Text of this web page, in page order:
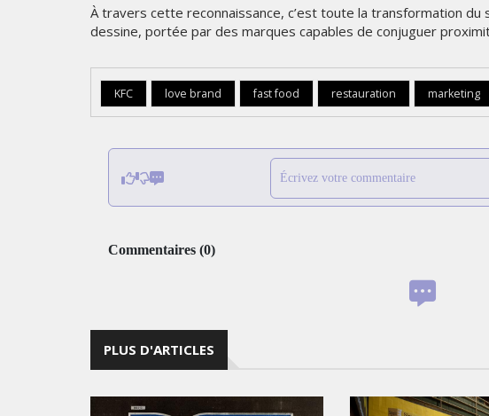
À travers cette reconnaissance, c’est toute la transformation
dessine, portée par des marques capables de conjuguer
KFC love brand fast food restauration marketing
Écrivez votre commentaire
Commentaires (0)
PLUS D'ARTICLES